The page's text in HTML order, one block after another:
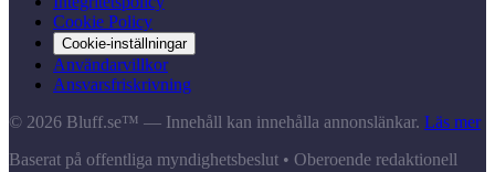
Cookie Policy
Cookie-inställningar
Användarvillkor
Ansvarsfriskrivning
© 2026 Bluff.se™ — Innehåll kan innehålla annonslänkar. Läs mer
Baserat på offentliga myndighetsbeslut • Oberoende redaktionell